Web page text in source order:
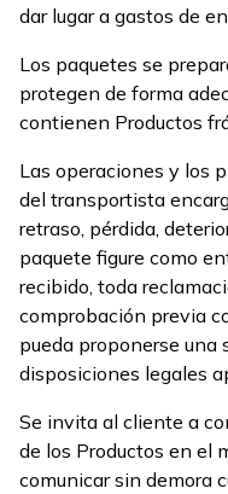
dar lugar a gastos de
Los paquetes se
protegen de forma
contienen Productos
Las operaciones y los
del transportista
retraso, pérdida,
paquete figure como
recibido, toda
comprobación previa
pueda proponerse una
disposiciones legales
Se invita al cliente a
de los Productos en el
comunicar sin demora